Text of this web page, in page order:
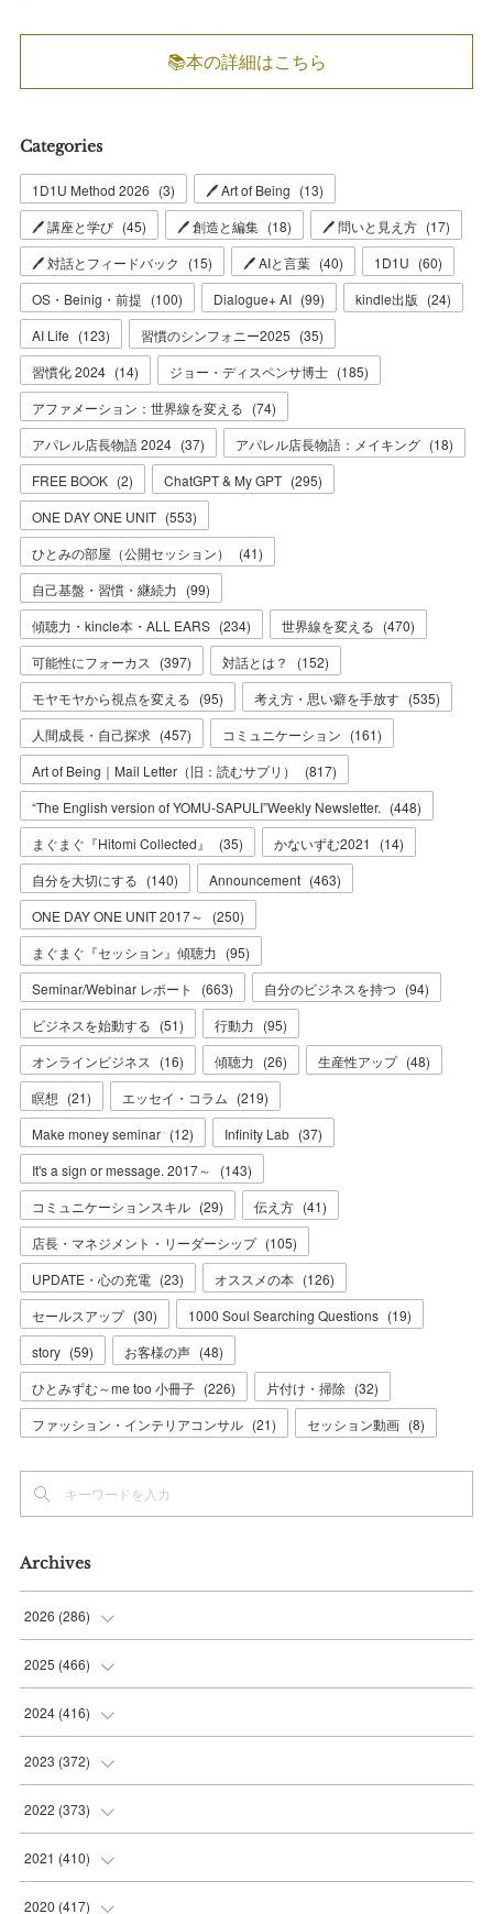
📚本の詳細はこちら
Categories
1D1U Method 2026 (3) 🖊 Art of Being (13)
🖊 講座と学び (45) 🖊 創造と編集 (18) 🖊 問いと見え方 (17)
🖊 対話とフィードバック
(15) 🖊 AIと言葉 (40) 1D1U (60)
OS・Beinig・前提 (100) Dialogue+ AI (99) kindle出版 (24)
AI Life (123) 習慣のシンフォニー2025 (35)
習慣化 2024 (14) ジョー・ディスペンサ博士 (185)
アファメーション：世界線を変える (74)
アパレル店長物語 2024 (37) アパレル店長物語：メイキング (18)
FREE BOOK (2) ChatGPT & My GPT (295)
ONE DAY ONE UNIT (553)
ひとみの部屋（公開セッション）
(41)
自己基盤・習慣・継続力 (99)
傾聴力・kincle本・ALL EARS (234) 世界線を変える (470)
可能性にフォーカス
(397) 対話とは？ (152)
モヤモヤから視点を変える (95) 考え方・思い癖を手放す (535)
人間成長・自己探求 (457) コミュニケーション (161)
Art of Being｜Mail Letter（旧：読むサプリ）
(817)
“The English version of YOMU-SAPULI”Weekly Newsletter. (448)
まぐまぐ『Hitomi Collected』
(35) かないずむ2021 (14)
自分を大切にする (140) Announcement (463)
ONE DAY ONE UNIT 2017～
(250)
まぐまぐ『セッション』傾聴力 (95)
Seminar/Webinar レポート
(663) 自分のビジネスを持つ (94)
ビジネスを始動する (51) 行動力 (95)
オンラインビジネス
(16) 傾聴力 (26) 生産性アップ (48)
瞑想 (21) エッセイ・コラム (219)
Make money seminar (12) Infinity Lab (37)
It's a sign or message. 2017～
(143)
コミュニケーションスキル (29) 伝え方 (41)
店長・マネジメント・リーダーシップ (105)
UPDATE・心の充電 (23) オススメの本 (126)
セールスアップ (30) 1000 Soul Searching Questions (19)
story (59) お客様の声 (48)
ひとみずむ～me too 小冊子 (226) 片付け・掃除 (32)
ファッション・インテリアコンサル (21) セッション動画 (8)
Archives
2026 (286)
(7)
(36
(37
(42
2025 (466)
(56
(37
(35
(36
2024 (416)
(38
(39
(38
(36
2023 (372)
(31
(30
(30
2022 (373)
(31
(33
2021 (410)
(32
2020 (417)